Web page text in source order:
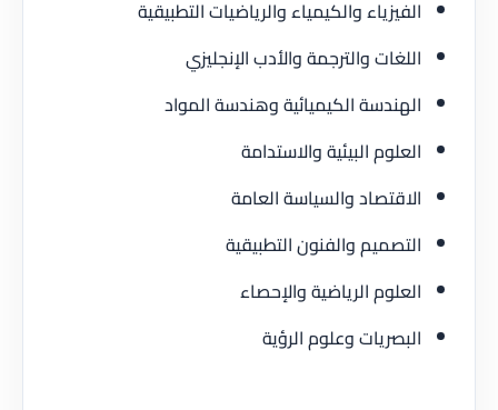
الفيزياء والكيمياء والرياضيات التطبيقية
اللغات والترجمة والأدب الإنجليزي
الهندسة الكيميائية وهندسة المواد
العلوم البيئية والاستدامة
الاقتصاد والسياسة العامة
التصميم والفنون التطبيقية
العلوم الرياضية والإحصاء
البصريات وعلوم الرؤية